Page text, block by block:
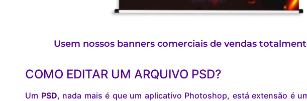
Usem nossos banners comerciais de vendas
COMO EDITAR UM ARQUIVO PSD?
Um PSD, nada mais é que um aplicativo Photoshop, está extensão é